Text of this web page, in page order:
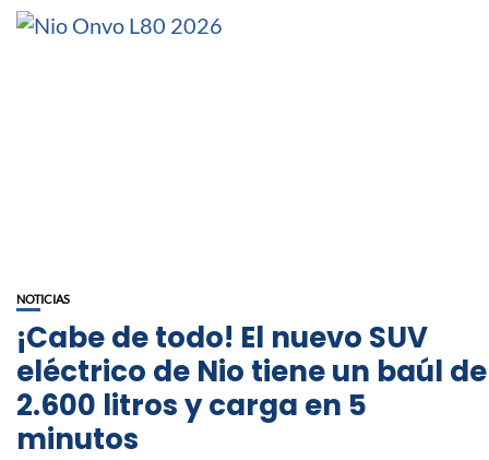
NOTICIAS
¡Cabe de todo! El nuevo SUV
eléctrico de Nio tiene un baúl de
2.600 litros y carga en 5
minutos